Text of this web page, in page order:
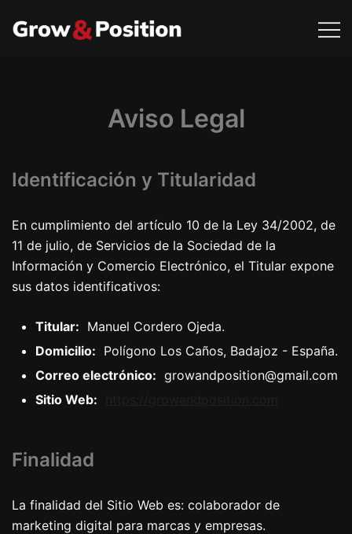
Aviso Legal
Identificación y Titularidad
En cumplimiento del artículo 10 de la Ley 34/2002, de
11 de julio, de Servicios de la Sociedad de la
Información y Comercio Electrónico, el Titular expone
sus datos identificativos:
Titular: Manuel Cordero Ojeda.
Domicilio: Polígono Los Caños, Badajoz - España.
Correo electrónico: growandposition@gmail.com
Sitio Web:
Finalidad
La finalidad del Sitio Web es: colaborador de
marketing digital para marcas y empresas.